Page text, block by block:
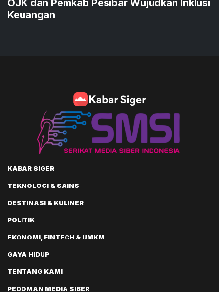
OJK dan Pemkab Pesibar Wujudkan Inklusi
Keuangan
KABAR SIGER
TEKNOLOGI & SAINS
DESTINASI & KULINER
POLITIK
EKONOMI, FINTECH & UMKM
GAYA HIDUP
TENTANG KAMI
PEDOMAN MEDIA SIBER